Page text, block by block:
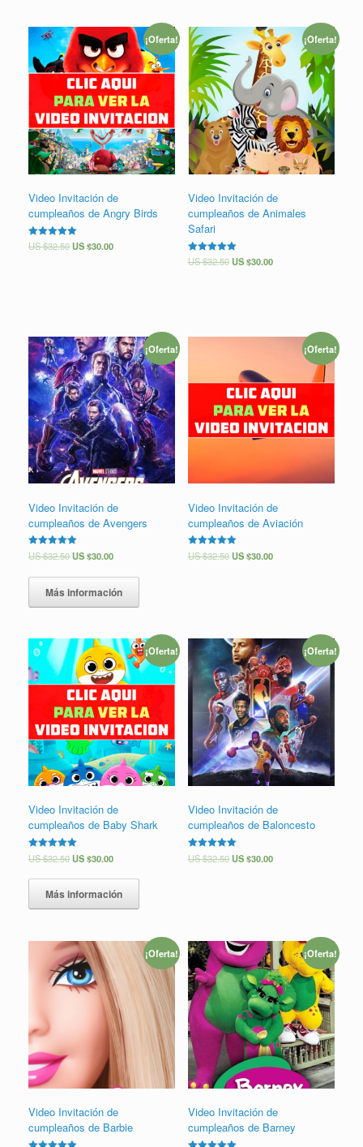
¡Oferta!
Video Invitación de
cumpleaños de Angry Birds
Valorado en
US $32.50US $30.00
¡Oferta!
Video Invitación de
cumpleaños de Animales
Safari
Valorado en
US $32.50 US $30.00
¡Oferta!
Video Invitación de
cumpleaños de Avengers
Valorado en
5.00
US $32.50US $30.00
Más información
¡Oferta!
Video Invitación de
cumpleaños de Aviación
Valorado en
5.00
US $32.50 US $30.00
¡Oferta!
Video Invitación de
cumpleaños de Baby Shark
Valorado en
5.00
US $32.50US $30.00
Más información
¡Oferta!
Video Invitación de
cumpleaños de Baloncesto
Valorado en
5.00
US $32.50 US $30.00
¡Oferta!
Video Invitación de
cumpleaños de Barbie
¡Oferta!
Video Invitación de
cumpleaños de Barney